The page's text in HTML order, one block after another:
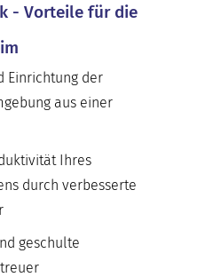
- Vorteile für die
Einrichtung der
aus einer
Ihres
durch verbesserte
geschulte